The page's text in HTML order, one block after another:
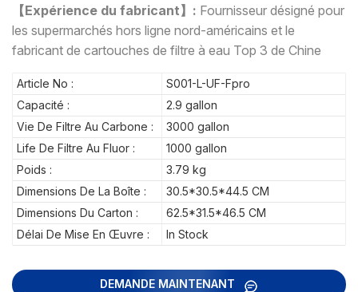
【Expérience du fabricant】 : Fournisseur désigné pour
les supermarchés hors ligne nord-américains et le
fabricant de cartouches de filtre à eau Top 3 de Chine
Article No :
S001-L-UF-Fpro
Capacité :
2.9 gallon
Vie De Filtre Au Carbone :
3000 gallon
Life De Filtre Au Fluor :
1000 gallon
Poids :
3.79 kg
Dimensions De La Boîte :
30.5*30.5*44.5 CM
Dimensions Du Carton :
62.5*31.5*46.5 CM
Délai De Mise En Œuvre :
In Stock
DEMANDE MAINTENANT